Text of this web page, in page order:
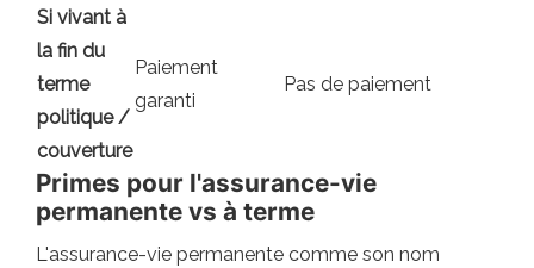
Si vivant à
la fin du
terme
politique /
couverture
Paiement
garanti
Pas de paiement
Primes pour l'assurance-vie
permanente vs à terme
L'assurance-vie permanente comme son nom